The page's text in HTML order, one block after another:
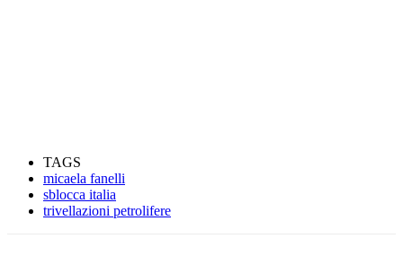
TAGS
micaela fanelli
sblocca italia
trivellazioni petrolifere